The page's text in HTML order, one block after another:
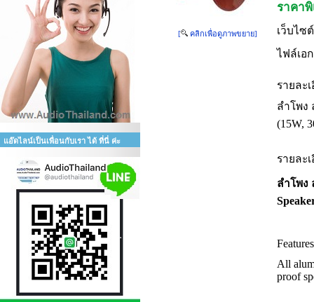
แอ๊ดไลน์เป็นเพื่อนกับเรา ได้ ที่นี่ ค่ะ
[ คลิกเพื่อดูภาพขยาย]
ราคา
เว็บไซ
ไฟล์เอ
รายละ
ลำโพง
(15W,
รายละ
ลำโพง
All
proof